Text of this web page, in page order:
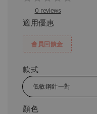
0 reviews
適用優惠
會員回饋金
款式
顏色